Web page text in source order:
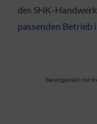
des SHK-
passenden Betrieb
Bereitgestellt mit